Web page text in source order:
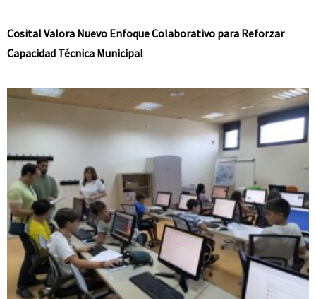
Cosital Valora Nuevo Enfoque Colaborativo para Reforzar
Capacidad Técnica Municipal